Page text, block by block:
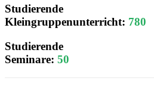
Studierende
Kleingruppenunterricht: 780
Studierende
Seminare: 50